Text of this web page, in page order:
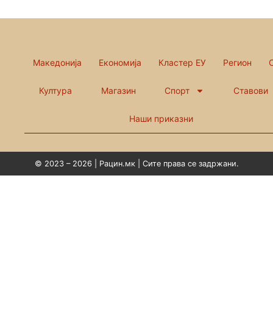
Македонија Економија Кластер ЕУ Регион
Култура Магазин Спорт Ставови
Наши приказни
© 2023 – 2026 | Рацин.мк | Сите права се задржани.